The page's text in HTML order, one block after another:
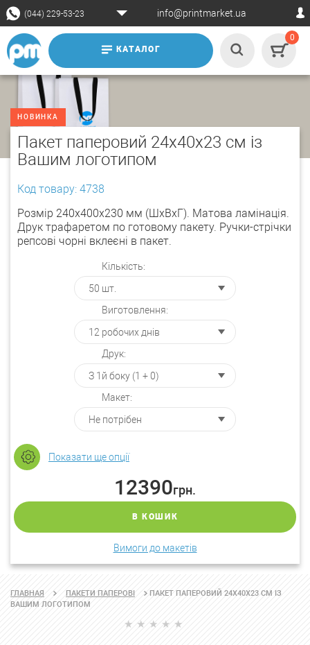
(044) 229-53-23 info@printmarket.ua
КАТАЛОГ
0
Пакет паперовий 24х40х23 см із
Вашим логотипом
Код товару: 4738
Розмір 240х400х230 мм (ШхВхГ). Матова ламінація.
Друк трафаретом по готовому пакету. Ручки-стрічки
репсові чорні вклеєні в пакет.
Кількість:
Виготовлення:
Друк:
Макет:
Показати ще опції
12390грн.
В КОШИК
Вимоги до макетів
НОВИНКА
ГЛАВНАЯ ПАКЕТИ ПАПЕРОВІ
ПАКЕТ ПАПЕРОВИЙ 24Х40Х23 СМ ІЗ
ВАШИМ ЛОГОТИПОМ